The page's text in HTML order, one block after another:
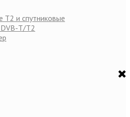
Т2 и спутниковые
Т/Т2